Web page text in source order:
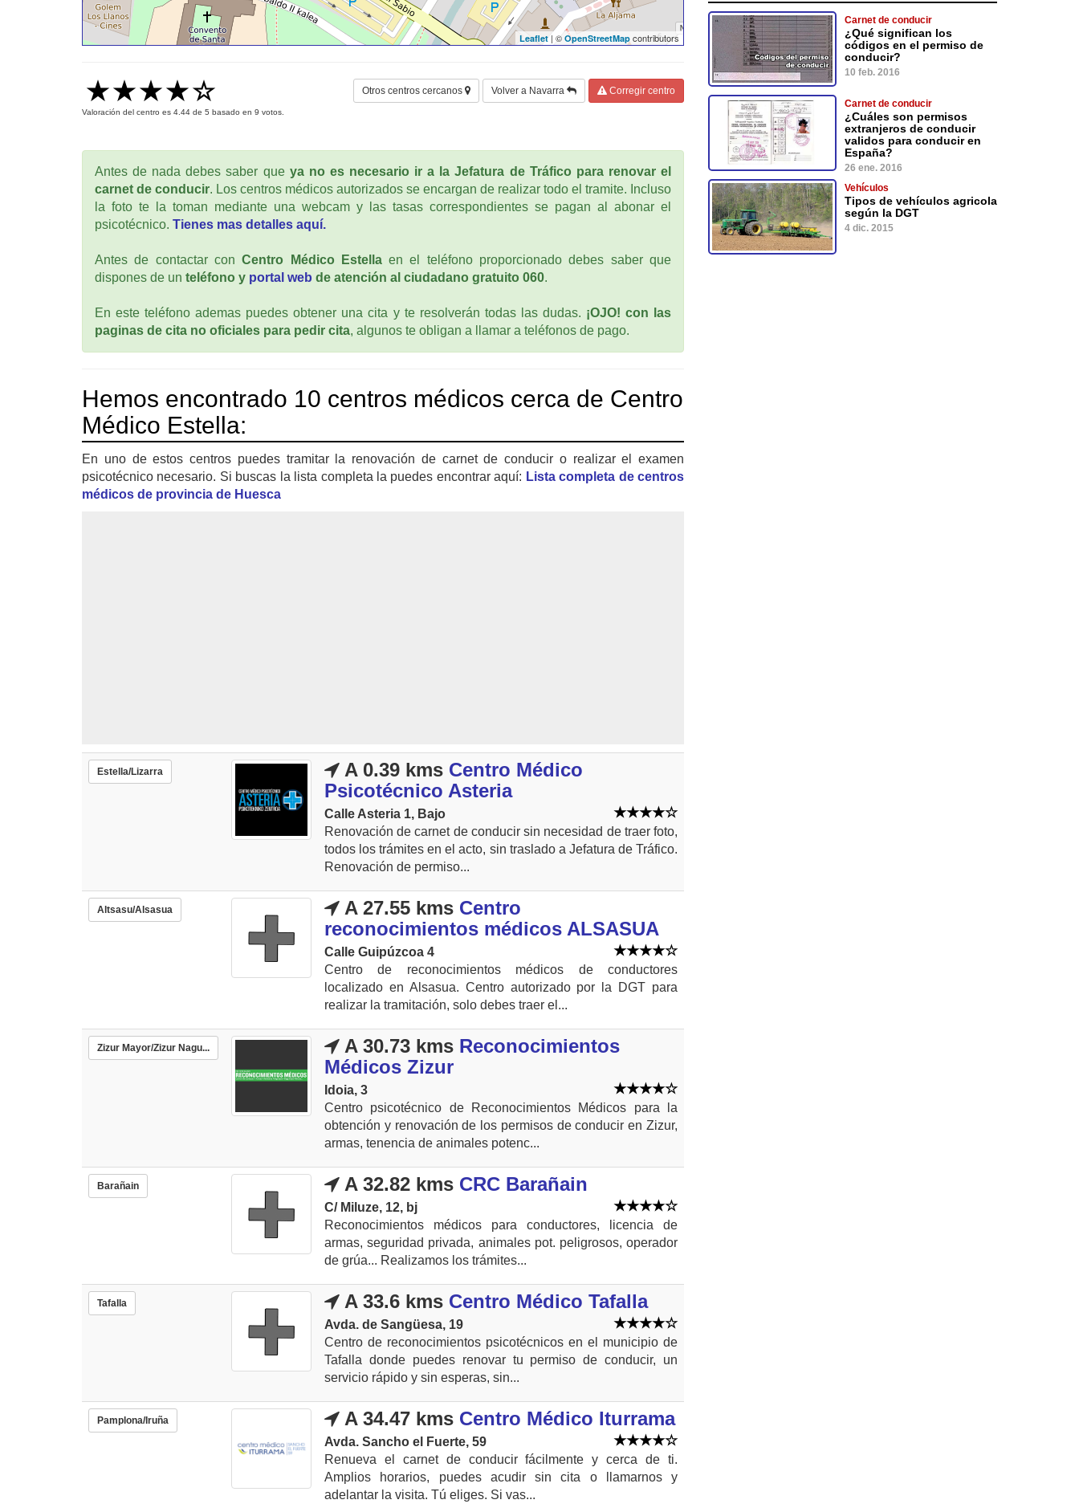
Leaflet | © OpenStreetMap contributors
Valoración del centro es 4.44 de 5 basado en 9 votos.
Otros centros cercanos Volver a Navarra Corregir centro
Antes de nada debes saber que ya no es necesario ir a la Jefatura de Tráfico para renovar el
carnet de conducir. Los centros médicos autorizados se encargan de realizar todo el tramite. Incluso
la foto te la toman mediante una webcam y las tasas correspondientes se pagan al abonar el
psicotécnico. Tienes mas detalles aquí.
Antes de contactar conCentro Médico Estellaen el teléfono proporcionado debes saber que
dispones de un teléfono y portal web de atención al ciudadano gratuito 060.
En este teléfono ademas puedes obtener una cita y te resolverán todas las dudas. ¡OJO! con las
paginas de cita no oficiales para pedir cita, algunos te obligan a llamar a teléfonos de pago.
Hemos encontrado 10 centros médicos cerca de Centro
Médico Estella:
En uno de estos centros puedes tramitar la renovación de carnet de conducir o realizar el examen
psicotécnico necesario. Si buscas la lista completa la puedes encontrar aquí: Lista completa de centros
médicos de provincia de Huesca
Estella/Lizarra A 0.39 kms Centro Médico
Psicotécnico Asteria
Calle Asteria 1, Bajo
Renovación de carnet de conducir sin necesidad de traer foto,
todos los trámites en el acto, sin traslado a Jefatura de Tráfico.
Renovación de permiso...
Altsasu/Alsasua A 27.55 kms Centro
reconocimientos médicos ALSASUA
Calle Guipúzcoa 4
Centro de reconocimientos médicos de conductores
localizado en Alsasua. Centro autorizado por la DGT para
realizar la tramitación, solo debes traer el...
Zizur Mayor/Zizur Nagu... A 30.73 kms Reconocimientos
Médicos Zizur
Idoia, 3
Centro psicotécnico de Reconocimientos Médicos para la
obtención y renovación de los permisos de conducir en Zizur,
armas, tenencia de animales potenc...
Barañain A 32.82 kms CRC Barañain
C/ Miluze, 12, bj
Reconocimientos médicos para conductores, licencia de
armas, seguridad privada, animales pot. peligrosos, operador
de grúa... Realizamos los trámites...
Tafalla A 33.6 kms Centro Médico Tafalla
Avda. de Sangüesa, 19
Centro de reconocimientos psicotécnicos en el municipio de
Tafalla donde puedes renovar tu permiso de conducir, un
servicio rápido y sin esperas, sin...
Pamplona/Iruña A 34.47 kms Centro Médico Iturrama
Avda. Sancho el Fuerte, 59
Renueva el carnet de conducir fácilmente y cerca de ti.
Amplios horarios, puedes acudir sin cita o llamarnos y
adelantar la visita. Tú eliges. Si vas...
Carnet de conducir
¿Qué significan los
códigos en el permiso de
conducir?
10 feb. 2016
Carnet de conducir
¿Cuáles son permisos
extranjeros de conducir
validos para conducir en
España?
26 ene. 2016
Vehículos
Tipos de vehículos agricola
según la DGT
4 dic. 2015